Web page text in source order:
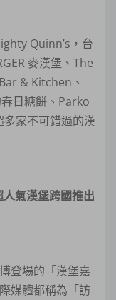
Quinn’s，台
麥漢堡、The
& Kitchen、
春日糖餅、Parko
家不可錯過的漢
氣漢堡跨國推出
登場的「漢堡嘉
媒體都稱為「訪